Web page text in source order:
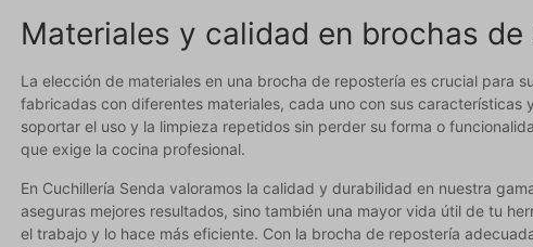
Materiales y calidad en brochas
La elección de materiales en una brocha de repostería es crucial para
fabricadas con diferentes materiales, cada uno con sus
soportar el uso y la limpieza repetidos sin perder su forma o
que exige la cocina profesional.
En Cuchillería Senda valoramos la calidad y durabilidad en nuestra
aseguras mejores resultados, sino también una mayor vida útil de tu
el trabajo y lo hace más eficiente. Con la brocha de repostería